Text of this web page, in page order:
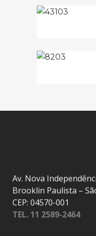
Av. Nova
Brooklin Paulista –
CEP: 04570-001
TEL. 11 2589-2464